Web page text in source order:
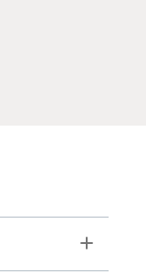
Toggle